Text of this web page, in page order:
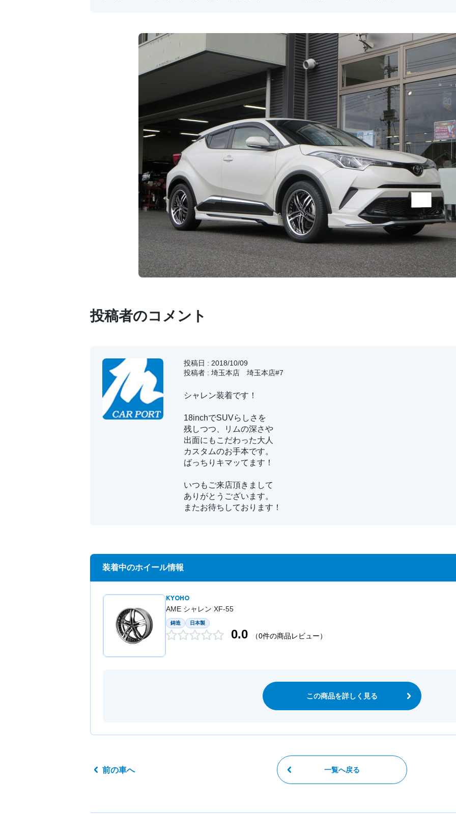
投稿者のコメント
投稿日 : 2018/10/09
投稿者 : 埼玉本店 埼玉本店#7
シャレン装着です！
18inchでSUVらしさを
残しつつ、リムの深さや
出面にもこだわった大人
カスタムのお手本です。
ばっちりキマッてます！
いつもご来店頂きまして
ありがとうございます。
またお待ちしております！
装着中のホイール情報
KYOHO
AME シャレン XF-55
鋳造 日本製
0.0 （0件の商品レビュー）
この商品を詳しく見る
前の車へ 一覧へ戻る